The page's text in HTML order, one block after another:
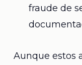
fraude de
Aunque estos